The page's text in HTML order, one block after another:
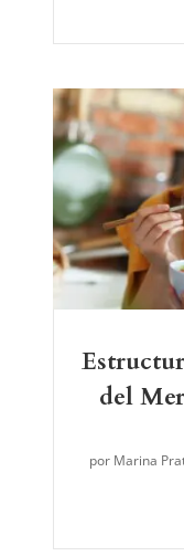
del
por Marina